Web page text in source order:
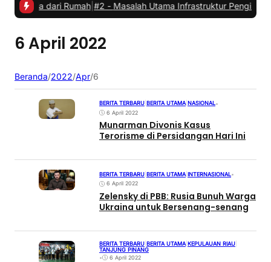
dari Rumah| #2 -Masalah Utama Infrastruktur Pengisian Daya
6 April 2022
Beranda/2022/Apr/6
BERITA TERBARU BERITA UTAMA NASIONAL•
6 April 2022
Munarman Divonis Kasus
Terorisme di Persidangan Hari Ini
BERITA TERBARU BERITA UTAMA INTERNASIONAL•
6 April 2022
Zelensky di PBB: Rusia Bunuh Warga
Ukraina untuk Bersenang-senang
BERITA TERBARU BERITA UTAMA|KEPULAUAN RIAU
TANJUNG PINANG
•
6 April 2022